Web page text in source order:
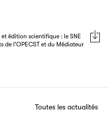
édition scientifique : le SNE
de l'OPECST et du Médiateur
Toutes les actualités